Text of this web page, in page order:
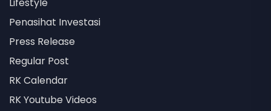
Penasihat Investasi
Press Release
Regular Post
RK Calendar
RK Youtube Videos